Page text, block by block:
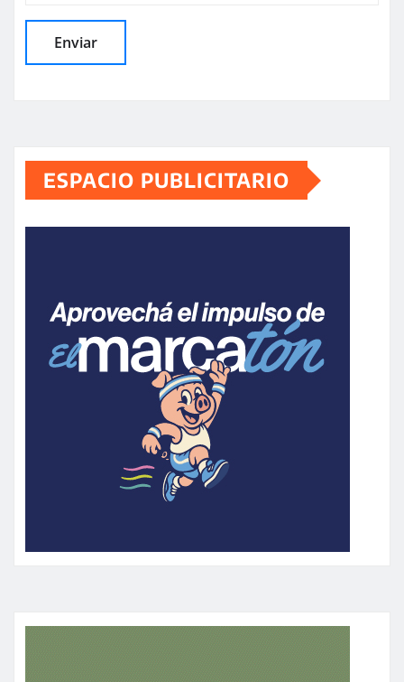
ESPACIO PUBLICITARIO